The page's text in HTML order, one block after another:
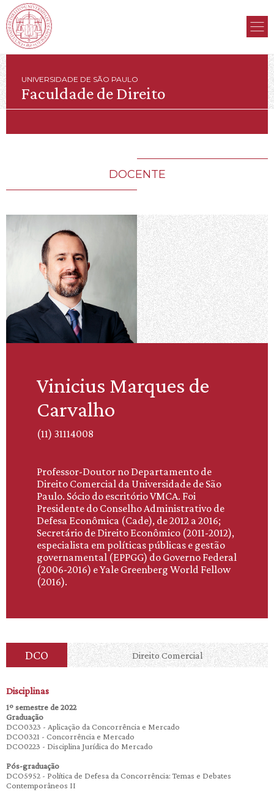
UNIVERSIDADE DE SÃO PAULO
Faculdade de Direito
DOCENTE
Vinicius Marques de
Carvalho
(11) 31114008
Professor-Doutor no Departamento de
Direito Comercial da Universidade de São
Paulo. Sócio do escritório VMCA. Foi
Presidente do Conselho Administrativo de
Defesa Econômica (Cade), de 2012 a 2016;
Secretário de Direito Econômico (2011-2012),
especialista em políticas públicas e gestão
governamental (EPPGG) do Governo Federal
(2006-2016) e Yale Greenberg World Fellow
(2016).
DCO Direito Comercial
Disciplinas
1º semestre de 2022
Graduação
DCO0323 - Aplicação da Concorrência e Mercado
DCO0321 - Concorrência e Mercado
DCO0223 - Disciplina Jurídica do Mercado
Pós-graduação
DCO5952 - Política de Defesa da Concorrência: Temas e Debates
Contemporâneos II